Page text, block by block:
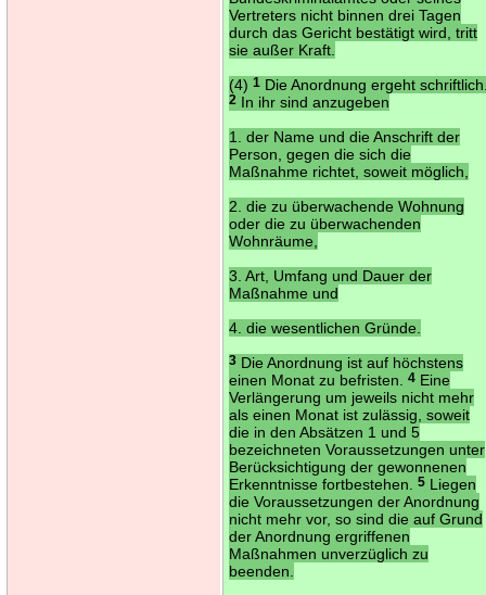
Vertreters nicht binnen drei Tagen
durch das Gericht bestätigt wird, tritt
sie außer Kraft.
(4)1 Die Anordnung ergeht
2 In ihr sind anzugeben
1. der Name und die Anschrift der
Person, gegen die sich die
Maßnahme richtet, soweit möglich,
2. die zu überwachende Wohnung
oder die zu überwachenden
Wohnräume,
3. Art, Umfang und Dauer der
Maßnahme und
4. die wesentlichen Gründe.
3 Die Anordnung ist auf höchstens
einen Monat zu befristen.4 Eine
Verlängerung um jeweils nicht mehr
als einen Monat ist zulässig, soweit
die in den Absätzen 1 und 5
bezeichneten Voraussetzungen unter
Berücksichtigung der gewonnenen
Erkenntnisse fortbestehen.5 Liegen
die Voraussetzungen der Anordnung
nicht mehr vor, so sind die auf Grund
der Anordnung ergriffenen
Maßnahmen unverzüglich zu
beenden.